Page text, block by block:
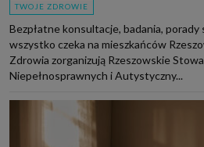
TWOJE ZDROWIE
Bezpłatne konsultacje, badania,
wszystko czeka na mieszkańców
Zdrowia zorganizują Rzeszowskie
Niepełnosprawnych i Autystyczny...